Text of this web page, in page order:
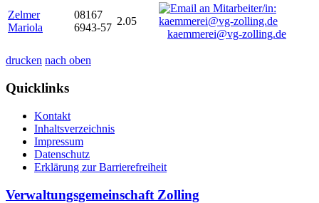
Zelmer
Mariola
08167
6943-57
2.05
kaemmerei@vg-zolling.de
drucken nach oben
Quicklinks
Kontakt
Inhaltsverzeichnis
Impressum
Datenschutz
Erklärung zur Barrierefreiheit
Verwaltungsgemeinschaft Zolling